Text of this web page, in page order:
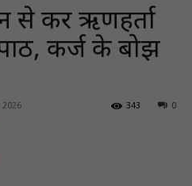
से करें ऋणहर्ता
कर्ज के बोझ
0
343